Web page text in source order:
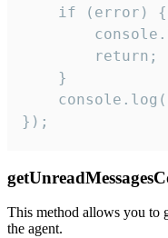
    if (error) {
        return;
    }
});
This method allows you to
the agent.